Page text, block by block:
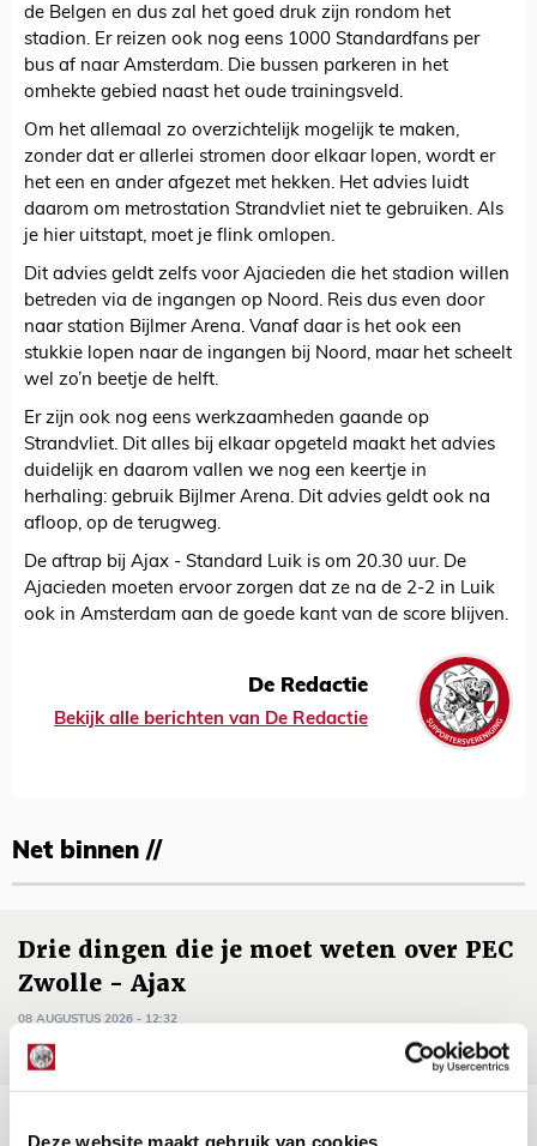
Deze website maakt gebruik van cookies
de Belgen en dus zal het goed druk zijn rondom het
stadion. Er reizen ook nog eens 1000 Standardfans per
bus af naar Amsterdam. Die bussen parkeren in het
omhekte gebied naast het oude trainingsveld.
Om het allemaal zo overzichtelijk mogelijk te maken,
zonder dat er allerlei stromen door elkaar lopen, wordt er
het een en ander afgezet met hekken. Het advies luidt
daarom om metrostation Strandvliet niet te gebruiken. Als
je hier uitstapt, moet je flink omlopen.
Dit advies geldt zelfs voor Ajacieden die het stadion willen
betreden via de ingangen op Noord. Reis dus even door
naar station Bijlmer Arena. Vanaf daar is het ook een
stukkie lopen naar de ingangen bij Noord, maar het scheelt
wel zo’n beetje de helft.
Er zijn ook nog eens werkzaamheden gaande op
Strandvliet. Dit alles bij elkaar opgeteld maakt het advies
duidelijk en daarom vallen we nog een keertje in
herhaling: gebruik Bijlmer Arena. Dit advies geldt ook na
afloop, op de terugweg.
De aftrap bij Ajax - Standard Luik is om 20.30 uur. De
Ajacieden moeten ervoor zorgen dat ze na de 2-2 in Luik
ook in Amsterdam aan de goede kant van de score blijven.
De Redactie
Bekijk alle berichten van De Redactie
Net binnen //
Drie dingen die je moet weten over PEC
Zwolle - Ajax
08 AUGUSTUS 2026 - 12:32
NIEUWS